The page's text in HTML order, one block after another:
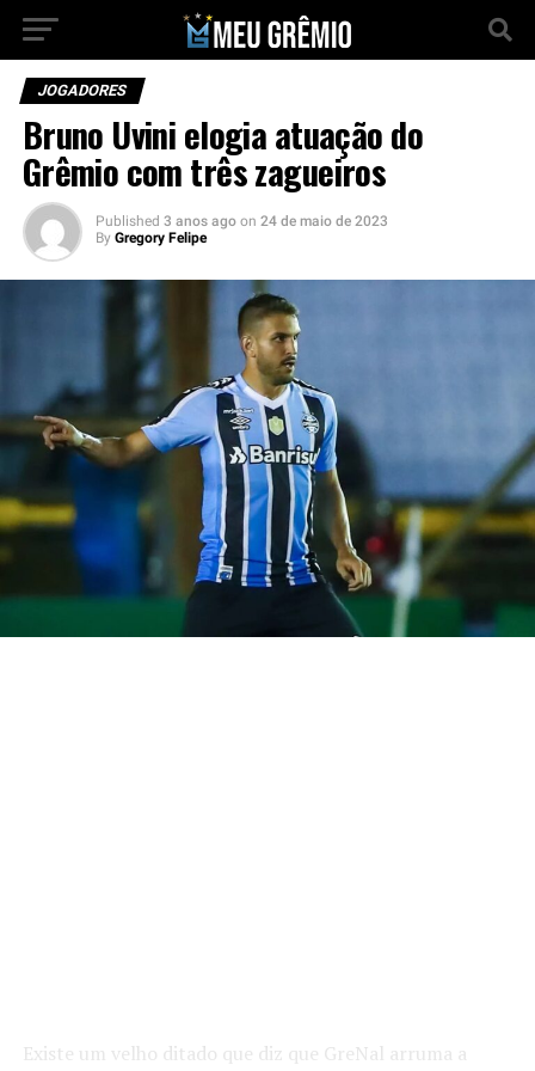
JOGADORES
Bruno Uvini elogia atuação do
Grêmio com três zagueiros
Published 3 anos ago on 24 de maio de 2023
By Gregory Felipe
Existe um velho ditado que diz que GreNal arruma a